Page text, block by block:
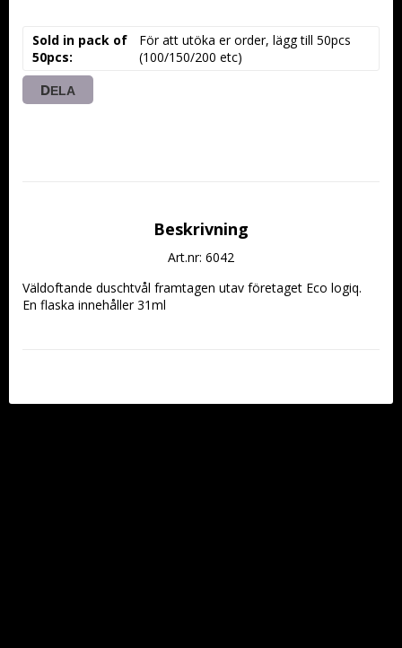
Sold in pack of
50pcs
För att utöka er order, lägg till 50pcs
(100/150/200 etc)
DELA
Beskrivning
Art.nr: 6042
Väldoftande duschtvål framtagen utav företaget Eco logiq.
En flaska innehåller 31ml